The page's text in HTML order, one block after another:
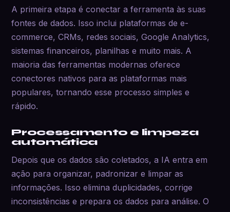
A primeira etapa é conectar a ferramenta às suas
fontes de dados. Isso inclui plataformas de e-
commerce, CRMs, redes sociais, Google Analytics,
sistemas financeiros, planilhas e muito mais. A
maioria das ferramentas modernas oferece
conectores nativos para as plataformas mais
populares, tornando esse processo simples e
rápido.
Processamento e limpeza
automática
Depois que os dados são coletados, a IA entra em
ação para organizar, padronizar e limpar as
informações. Isso elimina duplicidades, corrige
inconsistências e prepara os dados para análise. O